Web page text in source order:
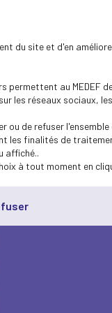
du site et d'en
permettent au MEDEF
les réseaux sociaux,
ou de refuser
les finalités de
affiché..
à tout moment en